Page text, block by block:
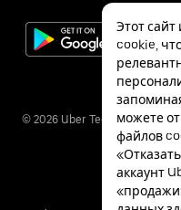
© 2026 Uber Technologies Inc.
Этот
cookie,
можете
файлов
аккаунт